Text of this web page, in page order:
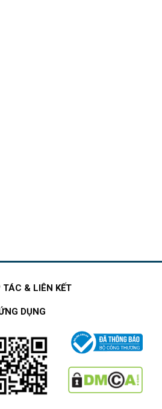
TÁC & LIÊN KẾT
DỤNG